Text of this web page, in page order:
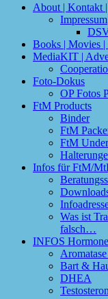
About | Kontakt
Impressum
Books | Movies
MediaKIT |
Foto-Dokus
OP Fotos
FtM Products
Binder
FtM
FtM
Infos für FtM/
Was ist
falsch…
INFOS
Bart &
DHEA
Testosteron